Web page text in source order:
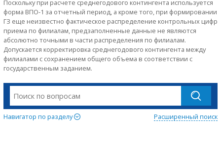
Поскольку при расчете среднегодового контингента используется
форма ВПО-1 за отчетный период, а кроме того, при формировании
ГЗ еще неизвестно фактическое распределение контрольных цифр
приема по филиалам, предзаполненные данные не являются
абсолютно точными в части распределения по филиалам.
Допускается корректировка среднегодового контингента между
филиалами с сохранением общего объема в соответствии с
государственным заданием.
Навигатор по разделу Расширенный поиск